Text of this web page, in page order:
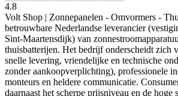
4.8
Volt Shop | Zonnepanelen - Omvormers -
betrouwbare Nederlandse leverancier
Sint‑Maartensdijk) van
thuisbatterijen. Het bedrijf onderscheidt zich
snelle levering, vriendelijke en technische
zonder aankoopverplichting), professionele
monteurs en heldere communicatie.
daarnaast het scherpe prijsniveau en de hoge